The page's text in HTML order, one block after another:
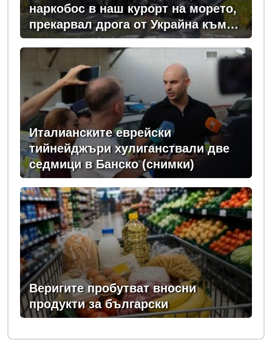
наркобос в наш курорт на морето,
прекарвал дрога от Украйна към
ЕС
Италианските еврейски
тийнейджъри хулиганствали две
седмици в Банско (снимки)
Веригите пробутват вносни
продукти за български